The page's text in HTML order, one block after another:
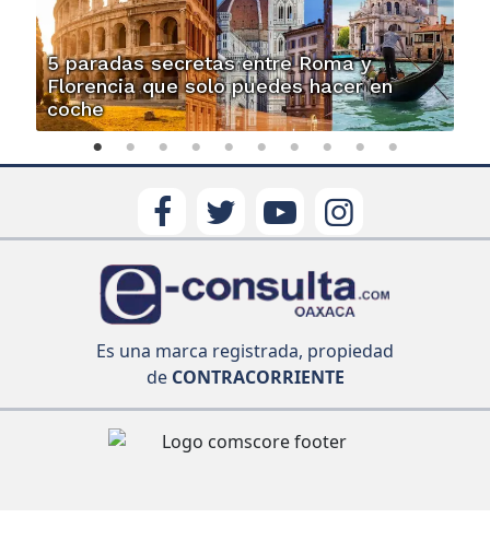
5 paradas secretas entre Roma y
Florencia que solo puedes hacer en
coche
Es una marca registrada, propiedad
deCONTRACORRIENTE